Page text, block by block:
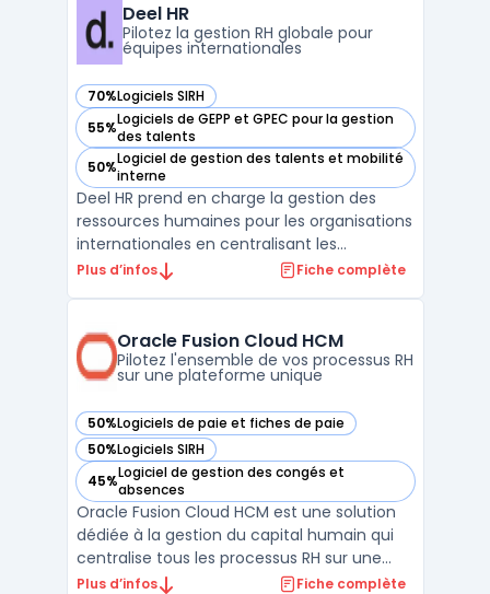
Deel HR
Pilotez la gestion RH globale pour
équipes internationales
70%Logiciels SIRH
— voir Deel HR dans cette catégorie
55%Logiciels de GEPP et GPEC pour la gestion
des talents
— voir Deel HR dans cette catégorie
50%Logiciel de gestion des talents et mobilité
interne
— voir Deel HR dans cette catégorie
Deel HR prend en charge la gestion des
ressources humaines pour les organisations
internationales en centralisant les
processus sur une plateforme unique. Les
défis liés à la conformité, à la diversité
réglementaire et ...
Plus d’infos Fiche complète
Oracle Fusion Cloud HCM
Pilotez l'ensemble de vos processus RH
sur une plateforme unique
50%Logiciels de paie et fiches de paie
— voir Oracle Fusion Cloud HCM dans cette catégorie
50%Logiciels SIRH
— voir Oracle Fusion Cloud HCM dans cette catégorie
45%Logiciel de gestion des congés et
absences
— voir Oracle Fusion Cloud HCM dans cette catégorie
Oracle Fusion Cloud HCM est une solution
dédiée à la gestion du capital humain qui
centralise tous les processus RH sur une
plateforme cloud. Son modèle de données
Plus d’infos Fiche complète